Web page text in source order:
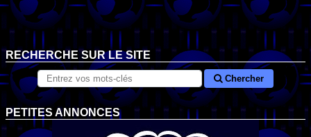
RECHERCHE SUR LE SITE
Chercher
PETITES ANNONCES